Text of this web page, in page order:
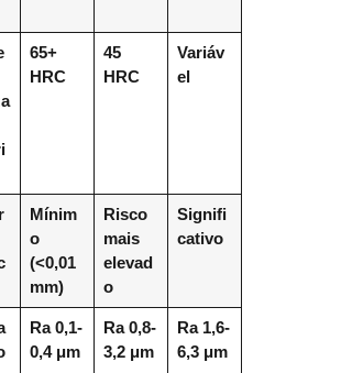
65+
HRC
45
HRC
Variáv
el
Mínim
o
(<0,01
mm)
Risco
mais
elevad
o
Signifi
cativo
Ra 0,1-
0,4 μm
Ra 0,8-
3,2 μm
Ra 1,6-
6,3 μm